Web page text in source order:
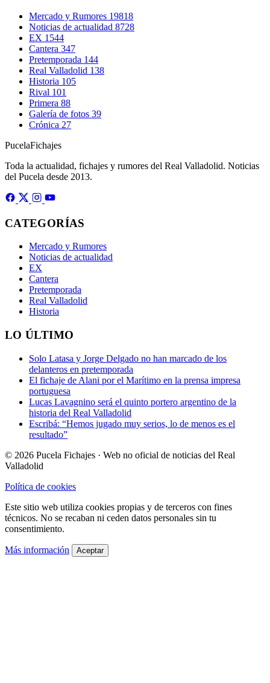
Mercado y Rumores 19818
Noticias de actualidad 8728
EX 1544
Cantera 347
Pretemporada 144
Real Valladolid 138
Historia 105
Rival 101
Primera 88
Galería de fotos 39
Crónica 27
PucelaFichajes
Toda la actualidad, fichajes y rumores del Real Valladolid. Noticias
del Pucela desde 2013.
CATEGORÍAS
Mercado y Rumores
Noticias de actualidad
EX
Cantera
Pretemporada
Real Valladolid
Historia
LO ÚLTIMO
Solo Latasa y Jorge Delgado no han marcado de los
delanteros en pretemporada
El fichaje de Alani por el Marítimo en la prensa impresa
portuguesa
Lucas Lavagnino será el quinto portero argentino de la
historia del Real Valladolid
Escribá: “Hemos jugado muy serios, lo de menos es el
resultado”
© 2026 Pucela Fichajes · Web no oficial de noticias del Real
Valladolid
Política de cookies
Este sitio web utiliza cookies propias y de terceros con fines
técnicos. No se recaban ni ceden datos personales sin tu
consentimiento.
Más información Aceptar